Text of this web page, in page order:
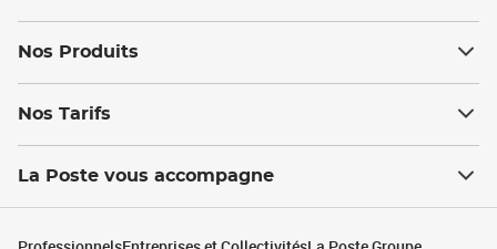
Nos Produits
Nos Tarifs
La Poste vous accompagne